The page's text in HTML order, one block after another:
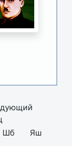
Шб
Яш